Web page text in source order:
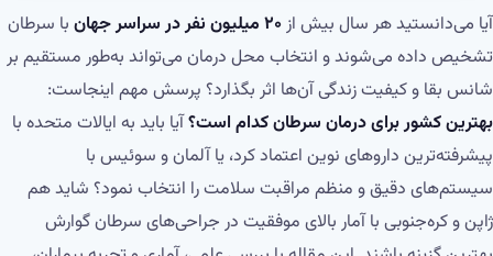
آیا می‌دانستید هر سال بیش از۲۰ میلیون نفر در سراسر جهان
با سرطان
تشخیص داده می‌شوند و انتخاب محل درمان می‌تواند به‌طور مستقیم بر
شانس بقا و کیفیت زندگی آن‌ها اثر بگذارد؟ پرسش مهم اینجاست:
بهترین کشور برای درمان سرطان کدام است؟آیا باید به ایالات متحده با
پیشرفته‌ترین داروهای نوین اعتماد کرد، یا آلمان و سوئیس با
سیستم‌های دقیق و منظم مراقبت سلامت را انتخاب نمود؟ شاید هم
ژاپن و کره‌جنوبی با آمار بالای موفقیت در جراحی‌های سرطان گوارش